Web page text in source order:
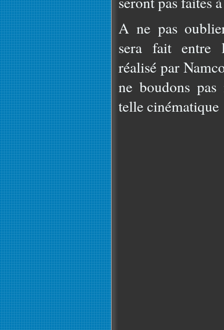
A ne pas
sera fait entre
réalisé par
ne boudons
telle cinématique